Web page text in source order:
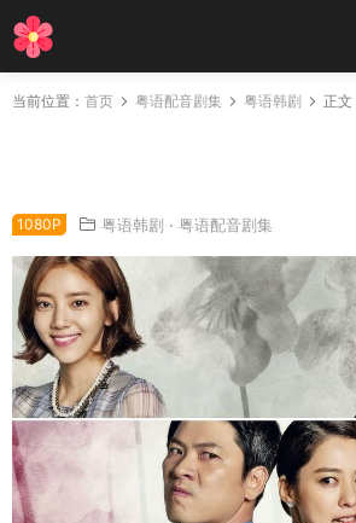
当前位置： 首页 粤语配音剧集 粤语韩剧 正文
1080P 粤语韩剧 · 粤语配音剧集